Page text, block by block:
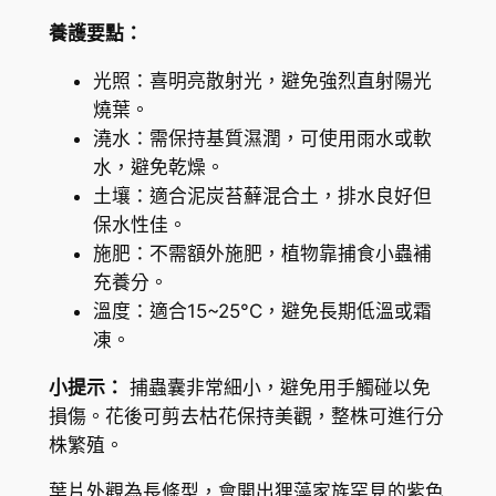
養護要點：
光照：喜明亮散射光，避免強烈直射陽光
燒葉。
澆水：需保持基質濕潤，可使用雨水或軟
水，避免乾燥。
土壤：適合泥炭苔蘚混合土，排水良好但
保水性佳。
施肥：不需額外施肥，植物靠捕食小蟲補
充養分。
溫度：適合15~25°C，避免長期低溫或霜
凍。
小提示： 捕蟲囊非常細小，避免用手觸碰以免
損傷。花後可剪去枯花保持美觀，整株可進行分
株繁殖。